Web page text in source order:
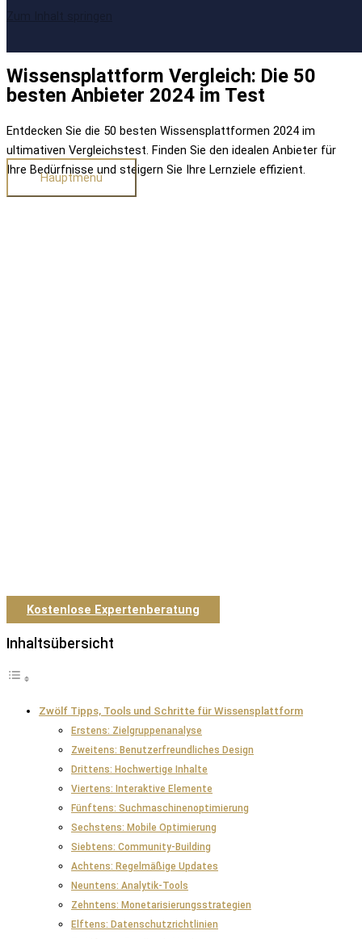
Hauptmenü
Wissensplattform Vergleich: Die 50
besten Anbieter 2024 im Test
Entdecken Sie die 50 besten Wissensplattformen 2024 im
ultimativen Vergleichstest. Finden Sie den idealen Anbieter für
Ihre Bedürfnisse und steigern Sie Ihre Lernziele effizient.
Kostenlose Expertenberatung
Inhaltsübersicht
Zwölf Tipps, Tools und Schritte für Wissensplattform
Erstens: Zielgruppenanalyse
Zweitens: Benutzerfreundliches Design
Drittens: Hochwertige Inhalte
Viertens: Interaktive Elemente
Fünftens: Suchmaschinenoptimierung
Sechstens: Mobile Optimierung
Siebtens: Community-Building
Achtens: Regelmäßige Updates
Neuntens: Analytik-Tools
Zehntens: Monetarisierungsstrategien
Elftens: Datenschutzrichtlinien